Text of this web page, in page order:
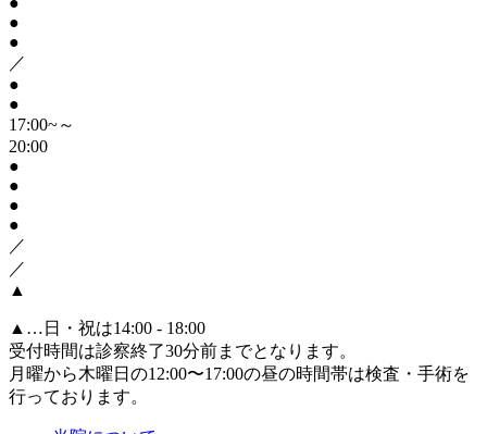
●
●
／
●
●
17:00~～
20:00
●
●
●
●
／
／
▲
▲ …日・祝は14:00 - 18:00
受付時間は診察終了30分前までとなります。
月曜から木曜日の12:00〜17:00の昼の時間帯は検査・手術を
行っております。